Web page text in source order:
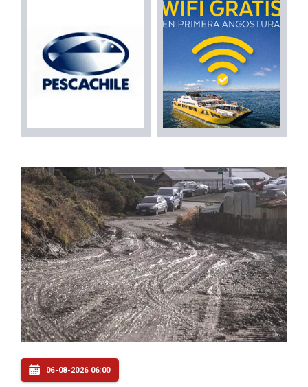
06-08-2026 06:00